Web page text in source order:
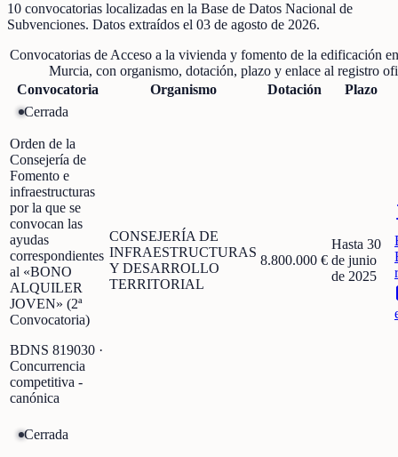
10 convocatorias localizadas en la Base de Datos Nacional de
Subvenciones. Datos extraídos el 03 de agosto de 2026.
Convocatorias de Acceso a la vivienda y fomento de la edificación
Murcia, con organismo, dotación, plazo y enlace al registro
Convocatoria
Organismo Dotación
Plazo
Cerrada
Orden de la
Consejería de
Fomento e
infraestructuras
por la que se
convocan las
ayudas
correspondientes
al «BONO
ALQUILER
JOVEN» (2ª
Convocatoria)
BDNS 819030 ·
Concurrencia
competitiva -
canónica
CONSEJERÍA DE
INFRAESTRUCTURAS
Y DESARROLLO
TERRITORIAL
8.800.000 €
Hasta 30
de junio
de 2025
Cerrada